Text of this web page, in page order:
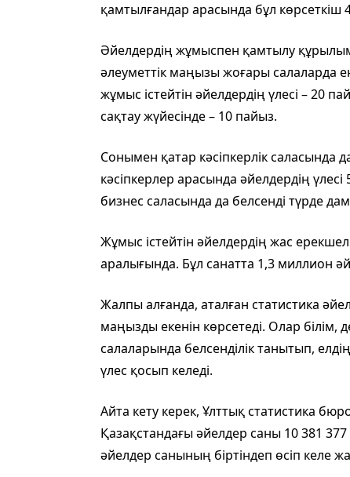
қамтылғандар арасында бұл көрсеткіш
Әйелдердің жұмыспен қамтылу
әлеуметтік маңызы жоғары салаларда
жұмыс істейтін әйелдердің үлесі – 20
сақтау жүйесінде – 10 пайыз.
Сонымен қатар кәсіпкерлік саласында
кәсіпкерлер арасында әйелдердің
бизнес саласында да белсенді түрде
Жұмыс істейтін әйелдердің жас
аралығында. Бұл санатта 1,3 миллион
Жалпы алғанда, аталған статистика
маңызды екенін көрсетеді. Олар білім,
салаларында белсенділік танытып,
үлес қосып келеді.
Айта кету керек, Ұлттық статистика
Қазақстандағы әйелдер саны 10 381
әйелдер санының біртіндеп өсіп келе